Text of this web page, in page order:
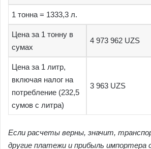
1 тонна = 1333,3 л.
Цена за 1 тонну в
сумах
4 973 962 UZS
Цена за 1 литр,
включая налог на
потребление (232,5
сумов с литра)
3 963 UZS
Если расчеты верны, значит,
другие платежи и прибыль